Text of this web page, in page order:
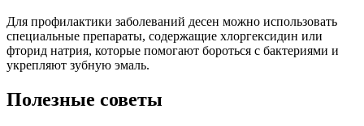
Для профилактики заболеваний десен можно использовать
специальные препараты, содержащие хлоргексидин или
фторид натрия, которые помогают бороться с бактериями и
укрепляют зубную эмаль.
Полезные советы